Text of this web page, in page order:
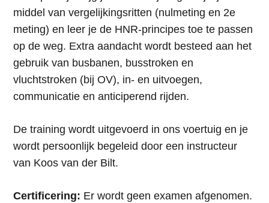
middel van vergelijkingsritten (nulmeting en 2e
meting) en leer je de HNR-principes toe te passen
op de weg. Extra aandacht wordt besteed aan het
gebruik van busbanen, busstroken en
vluchtstroken (bij OV), in- en uitvoegen,
communicatie en anticiperend rijden.
De training wordt uitgevoerd in ons voertuig en je
wordt persoonlijk begeleid door een instructeur
van Koos van der Bilt.
Certificering: Er wordt geen examen afgenomen.